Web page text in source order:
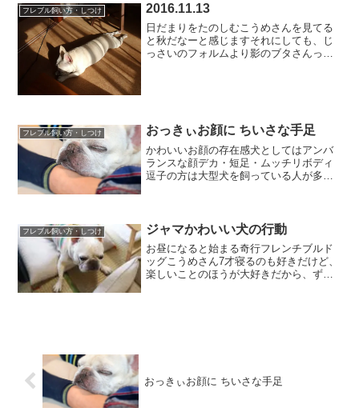
フレブル飼い方・しつけ 2016.11.13
日だまりをたのしむこうめさんを見てる
と秋だなーと感じますそれにしても、じ
っさいのフォルムより影のブタさんっぷ
フレブル飼い方・しつけ おっきぃお顔に ちいさな手足
かわいいお顔の存在感犬としてはアンバ
ランスな顔デカ・短足・ムッチリボディ
逗子の方は大型犬を飼っている人が多
と、小走りにトコトコ追いか...
フレブル飼い方・しつけ ジャマかわいい犬の行動
お昼になると始まる奇行フレンチブルド
ッグこうめさん7才寝るのも好きだけど、
楽しいことのほうが大好きだから、ずっ
おっきぃお顔に ちいさな手足